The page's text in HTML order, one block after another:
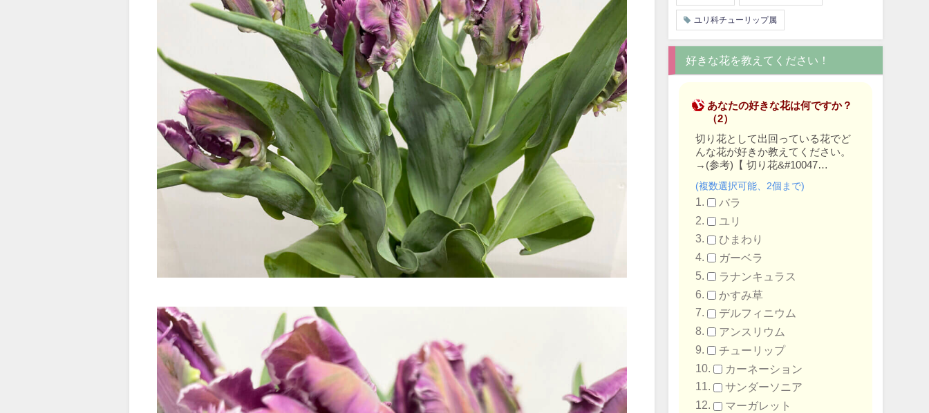
ユリ科チューリップ属
好きな花を教えてください！
あなたの好きな花は何ですか？
（2）
切り花として出回っている花でど
んな花が好きか教えてください。
→ (参考)【 切り花&#10047…
(複数選択可能、2個まで)
バラ
ユリ
ひまわり
ガーベラ
ラナンキュラス
かすみ草
デルフィニウム
アンスリウム
チューリップ
カーネーション
サンダーソニア
マーガレット